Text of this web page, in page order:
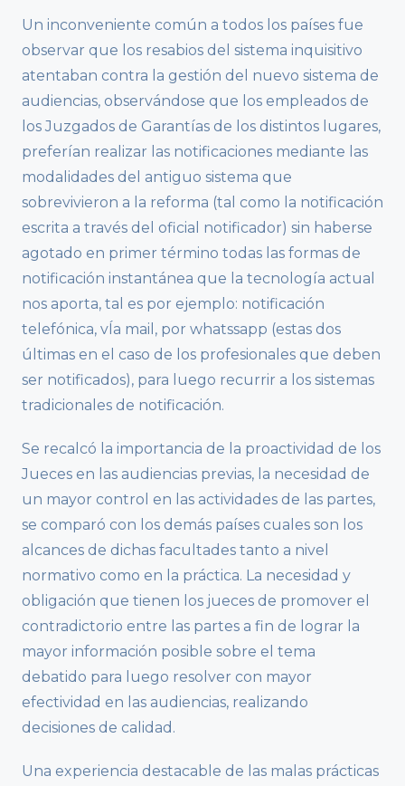
Un inconveniente común a todos los países fue
observar que los resabios del sistema inquisitivo
atentaban contra la gestión del nuevo sistema de
audiencias, observándose que los empleados de
los Juzgados de Garantías de los distintos lugares,
preferían realizar las notificaciones mediante las
modalidades del antiguo sistema que
sobrevivieron a la reforma (tal como la notificación
escrita a través del oficial notificador) sin haberse
agotado en primer término todas las formas de
notificación instantánea que la tecnología actual
nos aporta, tal es por ejemplo: notificación
telefónica, vÍa mail, por whatssapp (estas dos
últimas en el caso de los profesionales que deben
ser notificados), para luego recurrir a los sistemas
tradicionales de notificación.
Se recalcó la importancia de la proactividad de los
Jueces en las audiencias previas, la necesidad de
un mayor control en las actividades de las partes,
se comparó con los demás países cuales son los
alcances de dichas facultades tanto a nivel
normativo como en la práctica. La necesidad y
obligación que tienen los jueces de promover el
contradictorio entre las partes a fin de lograr la
mayor información posible sobre el tema
debatido para luego resolver con mayor
efectividad en las audiencias, realizando
decisiones de calidad.
Una experiencia destacable de las malas prácticas